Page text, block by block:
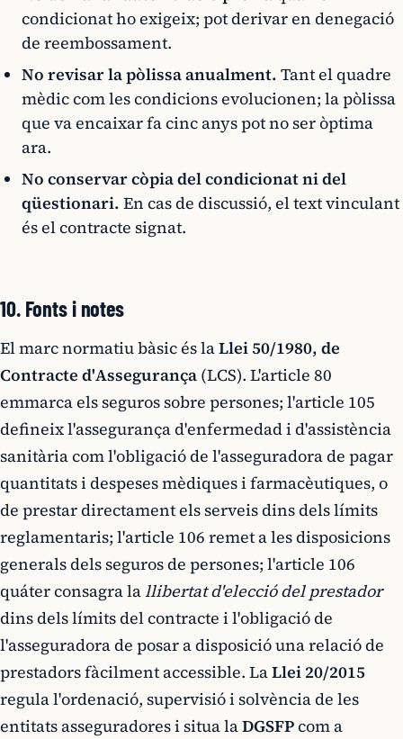
condicionat ho exigeix; pot derivar en denegació
de reembossament.
No revisar la pòlissa anualment. Tant el quadre
mèdic com les condicions evolucionen; la pòlissa
que va encaixar fa cinc anys pot no ser òptima
ara.
No conservar còpia del condicionat ni del
qüestionari. En cas de discussió, el text vinculant
és el contracte signat.
10. Fonts i notes
El marc normatiu bàsic és laLlei 50/1980, de
Contracte d'Assegurança (LCS). L'article 80
emmarca els seguros sobre persones; l'article 105
defineix l'assegurança d'enfermedad i d'assistència
sanitària com l'obligació de l'asseguradora de pagar
quantitats i despeses mèdiques i farmacèutiques, o
de prestar directament els serveis dins dels límits
reglamentaris; l'article 106 remet a les disposicions
generals dels seguros de persones; l'article 106
quáter consagra lallibertat d'elecció del prestador
dins dels límits del contracte i l'obligació de
l'asseguradora de posar a disposició una relació de
prestadors fàcilment accessible. LaLlei 20/2015
regula l'ordenació, supervisió i solvència de les
entitats asseguradores i situa laDGSFPcom a